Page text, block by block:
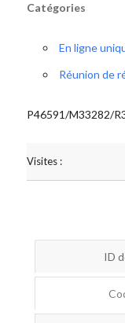
Catégories
En ligne
Réunion de
P46591/M33282/
Visites :
ID